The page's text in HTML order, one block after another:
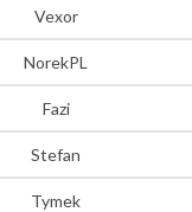
Vexor
NorekPL
Fazi
Stefan
Tymek